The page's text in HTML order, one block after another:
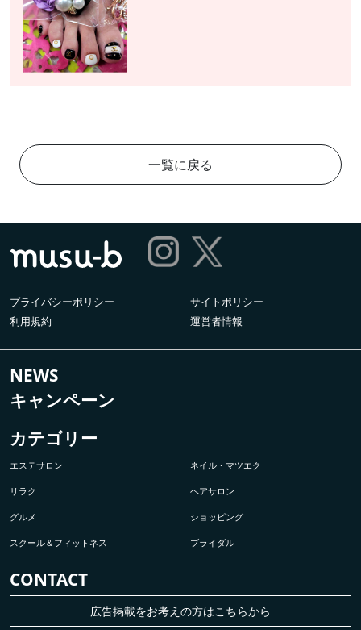
一覧に戻る
プライバシーポリシー
サイトポリシー
利用規約
運営者情報
NEWS
キャンペーン
カテゴリー
エステサロン ネイル・マツエク
リラク ヘアサロン
グルメ ショッピング
スクール＆フィットネス ブライダル
CONTACT
広告掲載をお考えの方はこちらから